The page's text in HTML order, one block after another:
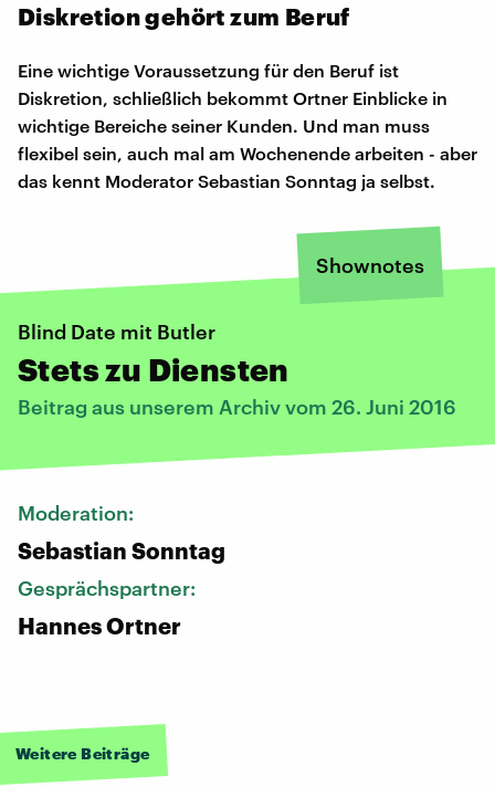
Diskretion gehört zum Beruf
Eine wichtige Voraussetzung für den Beruf ist
Diskretion, schließlich bekommt Ortner Einblicke in
wichtige Bereiche seiner Kunden. Und man muss
flexibel sein, auch mal am Wochenende arbeiten - aber
das kennt Moderator Sebastian Sonntag ja selbst.
Shownotes
Blind Date mit Butler
Stets zu Diensten
Beitrag aus unserem Archiv vom 26. Juni 2016
Moderation:
Sebastian Sonntag
Gesprächspartner:
Hannes Ortner
Weitere Beiträge